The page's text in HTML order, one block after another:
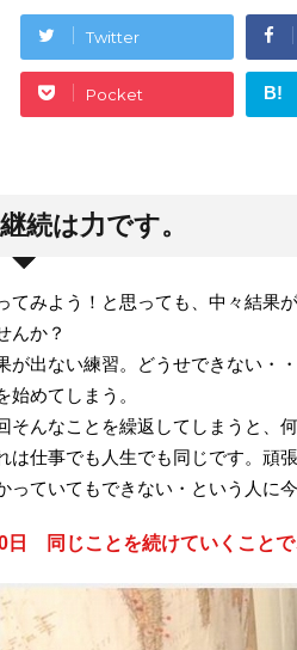
Twitter
Pocket B!
継続は力です。
てみよう！と思っても、中々結果
んか？
が出ない練習。どうせできない・
始めてしまう。
そんなことを繰返してしまうと、
は仕事でも人生でも同じです。頑
っていてもできない・という人に
日 同じことを続けていくこと